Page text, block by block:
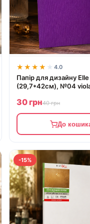
★★★★★
★★★★★ 4.0
Папір для дизайну
(29,7*42см), №04
Fabriano
30 грн40 грн
До
-15%